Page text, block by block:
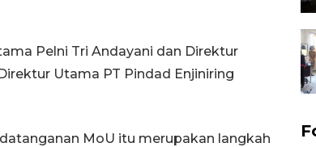
Pelni Tri Andayani dan Direktur
Utama PT Pindad Enjiniring
MoU itu merupakan langkah